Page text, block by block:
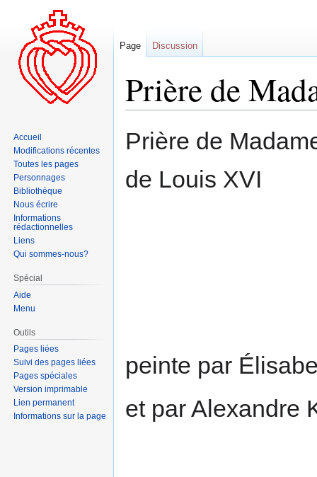
Prière de
à
navigation
à
recherche
Prière de
de Louis XVI
peinte par
et par Alexandre
Page Discussion
Accueil
Modifications récentes
Toutes les pages
Personnages
Bibliothèque
Nous écrire
Informations
rédactionnelles
Liens
Qui sommes-nous?
Spécial
Aide
Menu
Outils
Pages liées
Suivi des pages liées
Pages spéciales
Version imprimable
Lien permanent
Informations sur la page